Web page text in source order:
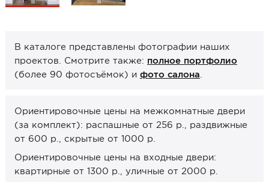
Завертки, блокады
Системы открывания
Каталоги от производителей
Сервис
Консультация
Замер
В каталоге представлены фотографии наших
проектов. Смотрите также: полное портфолио
(более 90 фотосъёмок) и фото салона
Ориентировочные цены на межкомнатные двери
(за комплект): распашные от 256 р., раздвижные
от 600 р., скрытые от 1000 р.
Ориентировочные цены на входные двери:
квартирные от 1300 р., уличные от 2000 р.